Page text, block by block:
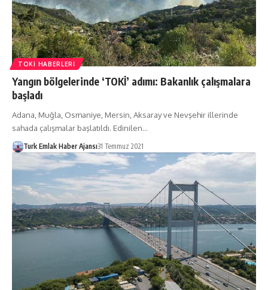
TOKI HABERLERI
Yangın bölgelerinde ‘TOKİ’ adımı: Bakanlık çalışmalara
başladı
Adana, Muğla, Osmaniye, Mersin, Aksaray ve Nevşehir illerinde
sahada çalışmalar başlatıldı. Edinilen…
Turk Emlak Haber Ajansı31 Temmuz 2021